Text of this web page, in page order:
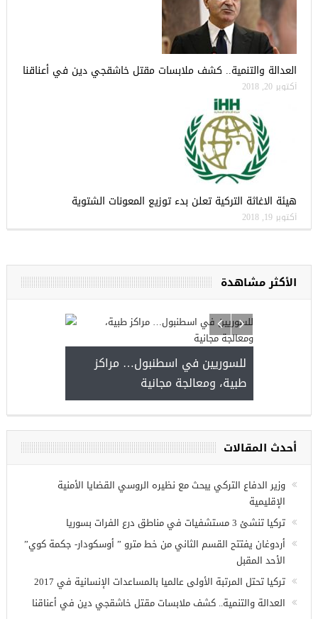
العدالة والتنمية.. كشف ملابسات مقتل خاشقجي دين في أعناقنا
أكتوبر 20, 2018
هيئة الاغاثة التركية تعلن بدء توزيع المعونات الشتوية
أكتوبر 19, 2018
الأكثر مشاهدة
للسوريين في اسطنبول… مراكز
طبية، ومعالجة مجانية
في
أحدث المقالات
وزير الدفاع التركي يبحث مع نظيره الروسي القضايا الأمنية
الإقليمية
تركيا تنشئ 3 مستشفيات في مناطق درع الفرات بسوريا
أردوغان يفتتح القسم الثاني من خط مترو ” أوسكودار- جكمة كوي”
الأحد المقبل
تركيا تحتل المرتبة الأولى عالميا بالمساعدات الإنسانية في 2017
العدالة والتنمية.. كشف ملابسات مقتل خاشقجي دين في أعناقنا